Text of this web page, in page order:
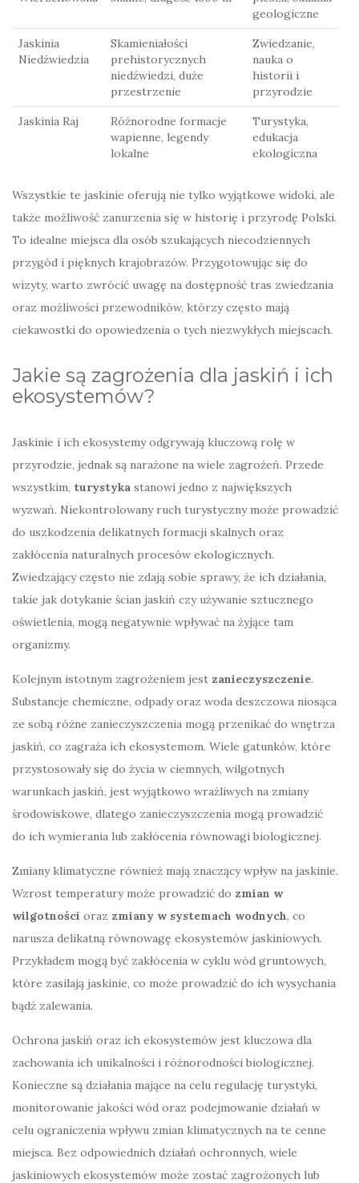
geologiczne
Jaskinia
Niedźwiedzia
Skamieniałości
prehistorycznych
niedźwiedzi, duże
przestrzenie
Zwiedzanie,
nauka o
historii i
przyrodzie
Jaskinia Raj
Różnorodne formacje
wapienne, legendy
lokalne
Turystyka,
edukacja
ekologiczna
Wszystkie te jaskinie oferują nie tylko wyjątkowe widoki, ale
także możliwość zanurzenia się w historię i przyrodę Polski.
To idealne miejsca dla osób szukających niecodziennych
przygód i pięknych krajobrazów. Przygotowując się do
wizyty, warto zwrócić uwagę na dostępność tras zwiedzania
oraz możliwości przewodników, którzy często mają
ciekawostki do opowiedzenia o tych niezwykłych miejscach.
Jakie są zagrożenia dla jaskiń i ich
ekosystemów?
Jaskinie i ich ekosystemy odgrywają kluczową rolę w
przyrodzie, jednak są narażone na wiele zagrożeń. Przede
wszystkim, turystyka stanowi jedno z największych
wyzwań. Niekontrolowany ruch turystyczny może prowadzić
do uszkodzenia delikatnych formacji skalnych oraz
zakłócenia naturalnych procesów ekologicznych.
Zwiedzający często nie zdają sobie sprawy, że ich działania,
takie jak dotykanie ścian jaskiń czy używanie sztucznego
oświetlenia, mogą negatywnie wpływać na żyjące tam
organizmy.
Kolejnym istotnym zagrożeniem jest zanieczyszczenie.
Substancje chemiczne, odpady oraz woda deszczowa niosąca
ze sobą różne zanieczyszczenia mogą przenikać do wnętrza
jaskiń, co zagraża ich ekosystemom. Wiele gatunków, które
przystosowały się do życia w ciemnych, wilgotnych
warunkach jaskiń, jest wyjątkowo wrażliwych na zmiany
środowiskowe, dlatego zanieczyszczenia mogą prowadzić
do ich wymierania lub zakłócenia równowagi biologicznej.
Zmiany klimatyczne również mają znaczący wpływ na jaskinie.
Wzrost temperatury może prowadzić do zmian w
wilgotności oraz zmiany w systemach wodnych, co
narusza delikatną równowagę ekosystemów jaskiniowych.
Przykładem mogą być zakłócenia w cyklu wód gruntowych,
które zasilają jaskinie, co może prowadzić do ich wysychania
bądź zalewania.
Ochrona jaskiń oraz ich ekosystemów jest kluczowa dla
zachowania ich unikalności i różnorodności biologicznej.
Konieczne są działania mające na celu regulację turystyki,
monitorowanie jakości wód oraz podejmowanie działań w
celu ograniczenia wpływu zmian klimatycznych na te cenne
miejsca. Bez odpowiednich działań ochronnych, wiele
jaskiniowych ekosystemów może zostać zagrożonych lub